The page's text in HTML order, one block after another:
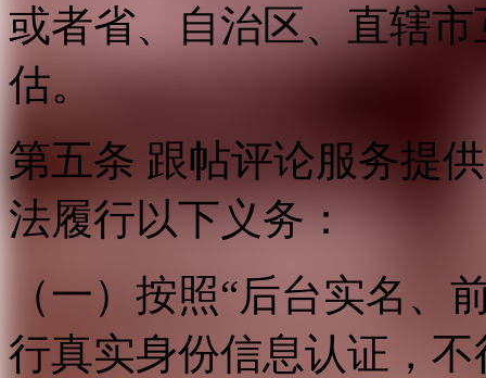
或者省、自治区、直辖
估。
第五条 跟帖评论服务提
法履行以下义务：
（一）按照“后台实名、
行真实身份信息认证，